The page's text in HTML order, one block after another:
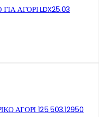
ΑΓΟΡΙ LDX25.03
ΑΓΟΡΙ 125.503.12950